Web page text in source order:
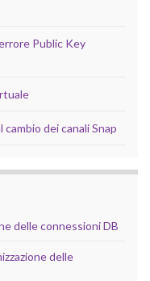
Public Key
dei canali Snap
delle connessioni DB
delle